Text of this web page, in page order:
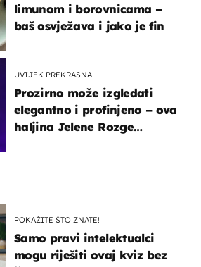
POKAŽITE ŠTO ZNATE!
Samo pravi intelektualci
mogu riješiti ovaj kviz bez
limunom i borovnicama –
baš osvježava i jako je fin
UVIJEK PREKRASNA
Prozirno može izgledati
elegantno i profinjeno – ova
haljina Jelene Rozge